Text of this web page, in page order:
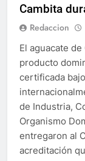
Cambita
Redaccion
El aguacate
producto
certificada
de Industria,
Organismo
entregaron al
acreditación